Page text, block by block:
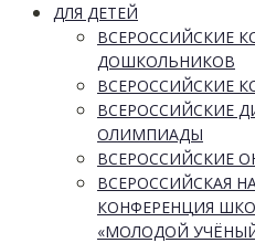
ДЛЯ ДЕТЕЙ
ВСЕРОССИЙСКИЕ
ДОШКОЛЬНИКОВ
ВСЕРОССИЙСКИЕ
ВСЕРОССИЙСКИЕ
ОЛИМПИАДЫ
ВСЕРОССИЙСКИЕ
ВСЕРОССИЙСКАЯ
КОНФЕРЕНЦИЯ
«МОЛОДОЙ